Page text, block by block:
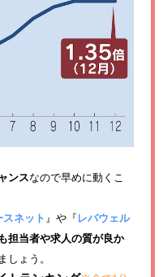
ンスなので早めに動くこ
スネット 』や『 レバウェル
担当者や求人の質が良か
しょう。